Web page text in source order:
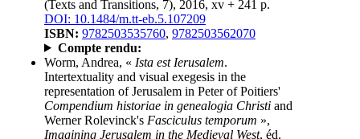
(Texts and Transitions, 7), 2016, xv + 241 p.
DOI: 10.1484/m.tt-eb.5.107209
ISBN: 9782503535760, 9782503562070
Compte rendu:
Worm, Andrea, « Ista est Ierusalem.
Intertextuality and visual exegesis in the
representation of Jerusalem in Peter of Poitiers'
Compendium historiae in genealogia Christi and
Werner Rolevinck's Fasciculus temporum »,
Imagining Jerusalem in the Medieval West, éd.